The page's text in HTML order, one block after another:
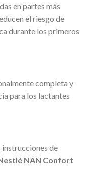
en partes más
el riesgo de
durante los primeros
completa y
para los lactantes
instrucciones de
NAN Confort